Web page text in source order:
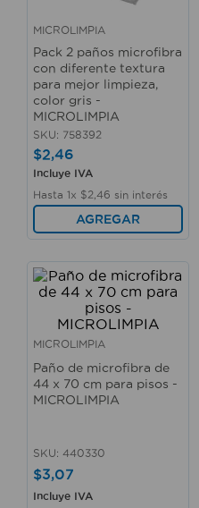
MICROLIMPIA
Pack 2 paños microfibra
con diferente textura
para mejor limpieza,
color gris -
MICROLIMPIA
SKU: 758392
$2,46
Incluye IVA
Hasta 1x $2 46 sin interés
AGREGAR
MICROLIMPIA
Paño de microfibra de
44 x 70 cm para pisos -
MICROLIMPIA
SKU: 440330
$3,07
Incluye IVA